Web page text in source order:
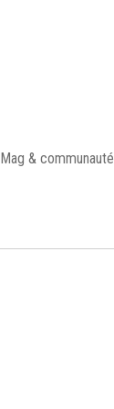
Mag & communauté